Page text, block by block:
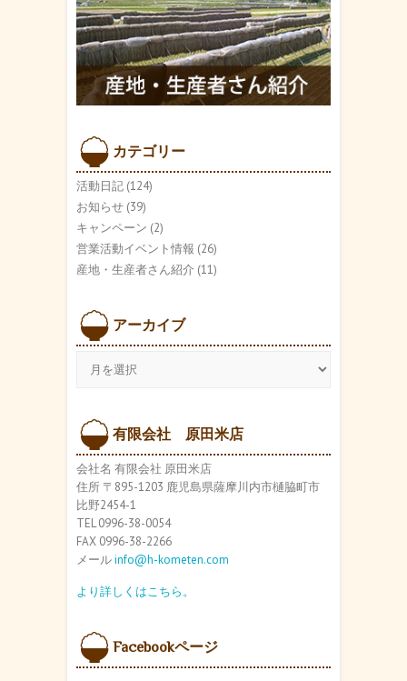
カテゴリー
活動日記 (124)
お知らせ (39)
キャンペーン (2)
営業活動イベント情報 (26)
産地・生産者さん紹介 (11)
アーカイブ
ブ
有限会社 原田米店
会社名 有限会社 原田米店
住所 〒895-1203 鹿児島県薩摩川内市樋脇町市
比野2454-1
TEL 0996-38-0054
FAX 0996-38-2266
メールinfo@h-kometen.com
より詳しくはこちら。
Facebookページ